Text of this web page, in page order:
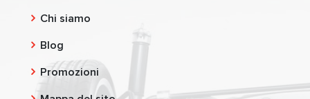
Chi siamo
Blog
Promozioni